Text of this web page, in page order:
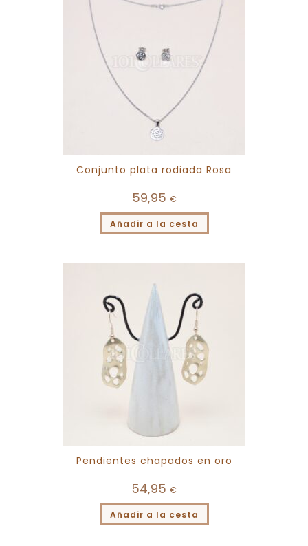
Conjunto plata rodiada Rosa
59,95 €
Añadir a la cesta
Pendientes chapados en oro
54,95 €
Añadir a la cesta